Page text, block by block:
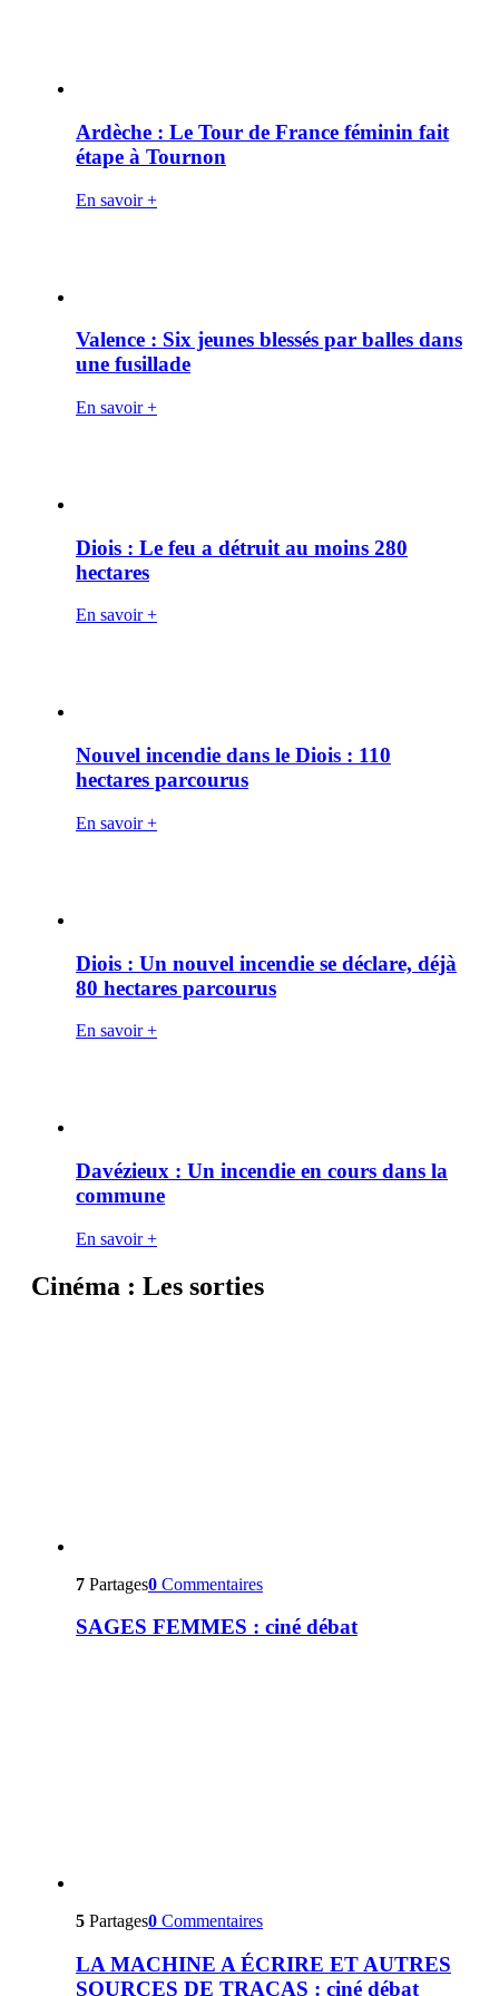
Ardèche : Le Tour de France féminin fait
étape à Tournon
En savoir +
Valence : Six jeunes blessés par balles dans
une fusillade
En savoir +
Diois : Le feu a détruit au moins 280
hectares
En savoir +
Nouvel incendie dans le Diois : 110
hectares parcourus
En savoir +
Diois : Un nouvel incendie se déclare, déjà
80 hectares parcourus
En savoir +
Davézieux : Un incendie en cours dans la
commune
En savoir +
Cinéma : Les sorties
7 Partages0 Commentaires
SAGES FEMMES : ciné débat
5 Partages0 Commentaires
LA MACHINE A ÉCRIRE ET AUTRES
SOURCES DE TRACAS : ciné débat